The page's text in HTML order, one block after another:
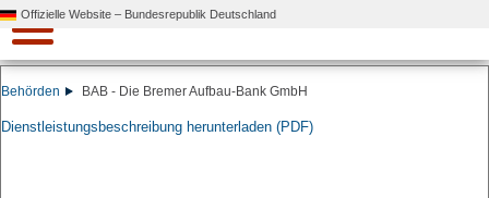
Offizielle Website – Bundesrepublik Deutschland
Behörden BAB - Die Bremer Aufbau-Bank GmbH
Dienstleistungsbeschreibung herunterladen (PDF)